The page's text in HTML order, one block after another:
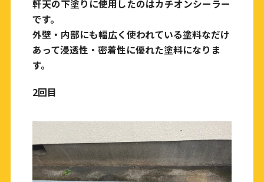
軒天の下塗りに使用したのはカチオンシーラー
です。
外壁・内部にも幅広く使われている塗料なだけ
あって浸透性・密着性に優れた塗料になりま
す。
2回目